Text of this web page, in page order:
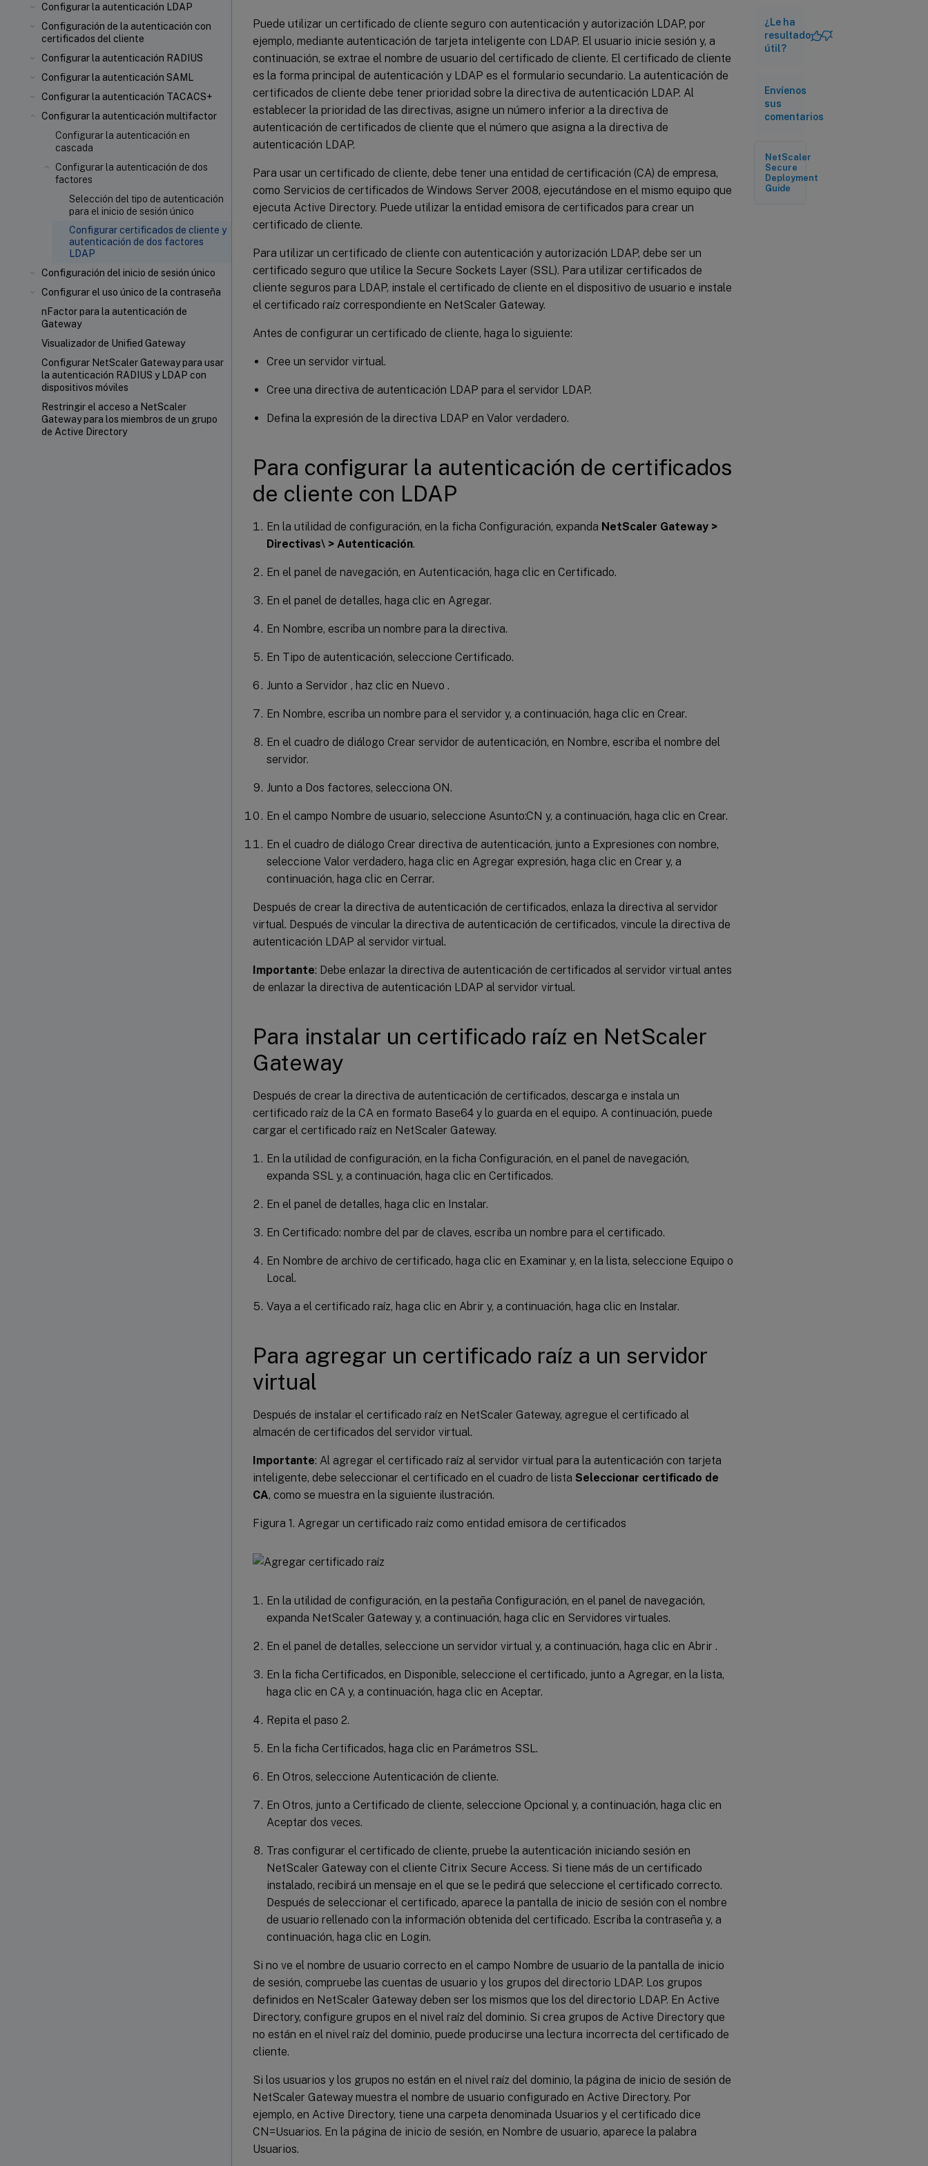
Configurar la autenticación LDAP
Configuración de la autenticación con
certificados del cliente
Configurar la autenticación RADIUS
Configurar la autenticación SAML
Configurar la autenticación TACACS+
Configurar la autenticación multifactor
Configurar la autenticación en
cascada
Configurar la autenticación de dos
factores
Selección del tipo de autenticación
para el inicio de sesión único
Configurar certificados de cliente y
autenticación de dos factores
LDAP
Configuración del inicio de sesión único
Configurar el uso único de la contraseña
nFactor para la autenticación de
Gateway
Visualizador de Unified Gateway
Configurar NetScaler Gateway para usar
la autenticación RADIUS y LDAP con
dispositivos móviles
Restringir el acceso a NetScaler
Gateway para los miembros de un grupo
de Active Directory
Puede utilizar un certificado de cliente seguro con autenticación y autorización LDAP, por
ejemplo, mediante autenticación de tarjeta inteligente con LDAP. El usuario inicie sesión y, a
continuación, se extrae el nombre de usuario del certificado de cliente. El certificado de cliente
es la forma principal de autenticación y LDAP es el formulario secundario. La autenticación de
certificados de cliente debe tener prioridad sobre la directiva de autenticación LDAP. Al
establecer la prioridad de las directivas, asigne un número inferior a la directiva de
autenticación de certificados de cliente que el número que asigna a la directiva de
autenticación LDAP.
Para usar un certificado de cliente, debe tener una entidad de certificación (CA) de empresa,
como Servicios de certificados de Windows Server 2008, ejecutándose en el mismo equipo que
ejecuta Active Directory. Puede utilizar la entidad emisora de certificados para crear un
certificado de cliente.
Para utilizar un certificado de cliente con autenticación y autorización LDAP, debe ser un
certificado seguro que utilice la Secure Sockets Layer (SSL). Para utilizar certificados de
cliente seguros para LDAP, instale el certificado de cliente en el dispositivo de usuario e instale
el certificado raíz correspondiente en NetScaler Gateway.
Antes de configurar un certificado de cliente, haga lo siguiente:
Cree un servidor virtual.
Cree una directiva de autenticación LDAP para el servidor LDAP.
Defina la expresión de la directiva LDAP en Valor verdadero.
Para configurar la autenticación de certificados
de cliente con LDAP
En la utilidad de configuración, en la ficha Configuración, expanda NetScaler Gateway >
Directivas\ > Autenticación.
En el panel de navegación, en Autenticación, haga clic en Certificado.
En el panel de detalles, haga clic en Agregar.
En Nombre, escriba un nombre para la directiva.
En Tipo de autenticación, seleccione Certificado.
Junto a Servidor , haz clic en Nuevo .
En Nombre, escriba un nombre para el servidor y, a continuación, haga clic en Crear.
En el cuadro de diálogo Crear servidor de autenticación, en Nombre, escriba el nombre del
servidor.
Junto a Dos factores, selecciona ON.
En el campo Nombre de usuario, seleccione Asunto:CN y, a continuación, haga clic en Crear.
En el cuadro de diálogo Crear directiva de autenticación, junto a Expresiones con nombre,
seleccione Valor verdadero, haga clic en Agregar expresión, haga clic en Crear y, a
continuación, haga clic en Cerrar.
Después de crear la directiva de autenticación de certificados, enlaza la directiva al servidor
virtual. Después de vincular la directiva de autenticación de certificados, vincule la directiva de
autenticación LDAP al servidor virtual.
Importante: Debe enlazar la directiva de autenticación de certificados al servidor virtual antes
de enlazar la directiva de autenticación LDAP al servidor virtual.
Para instalar un certificado raíz en NetScaler
Gateway
Después de crear la directiva de autenticación de certificados, descarga e instala un
certificado raíz de la CA en formato Base64 y lo guarda en el equipo. A continuación, puede
cargar el certificado raíz en NetScaler Gateway.
En la utilidad de configuración, en la ficha Configuración, en el panel de navegación,
expanda SSL y, a continuación, haga clic en Certificados.
En el panel de detalles, haga clic en Instalar.
En Certificado: nombre del par de claves, escriba un nombre para el certificado.
En Nombre de archivo de certificado, haga clic en Examinar y, en la lista, seleccione Equipo o
Local.
Vaya a el certificado raíz, haga clic en Abrir y, a continuación, haga clic en Instalar.
Para agregar un certificado raíz a un servidor
virtual
Después de instalar el certificado raíz en NetScaler Gateway, agregue el certificado al
almacén de certificados del servidor virtual.
Importante: Al agregar el certificado raíz al servidor virtual para la autenticación con tarjeta
inteligente, debe seleccionar el certificado en el cuadro de lista Seleccionar certificado de
CA, como se muestra en la siguiente ilustración.
Figura 1. Agregar un certificado raíz como entidad emisora de certificados
En la utilidad de configuración, en la pestaña Configuración, en el panel de navegación,
expanda NetScaler Gateway y, a continuación, haga clic en Servidores virtuales.
En el panel de detalles, seleccione un servidor virtual y, a continuación, haga clic en Abrir .
En la ficha Certificados, en Disponible, seleccione el certificado, junto a Agregar, en la lista,
haga clic en CA y, a continuación, haga clic en Aceptar.
Repita el paso 2.
En la ficha Certificados, haga clic en Parámetros SSL.
En Otros, seleccione Autenticación de cliente.
En Otros, junto a Certificado de cliente, seleccione Opcional y, a continuación, haga clic en
Aceptar dos veces.
Tras configurar el certificado de cliente, pruebe la autenticación iniciando sesión en
NetScaler Gateway con el cliente Citrix Secure Access. Si tiene más de un certificado
instalado, recibirá un mensaje en el que se le pedirá que seleccione el certificado correcto.
Después de seleccionar el certificado, aparece la pantalla de inicio de sesión con el nombre
de usuario rellenado con la información obtenida del certificado. Escriba la contraseña y, a
continuación, haga clic en Login.
Si no ve el nombre de usuario correcto en el campo Nombre de usuario de la pantalla de inicio
de sesión, compruebe las cuentas de usuario y los grupos del directorio LDAP. Los grupos
definidos en NetScaler Gateway deben ser los mismos que los del directorio LDAP. En Active
Directory, configure grupos en el nivel raíz del dominio. Si crea grupos de Active Directory que
no están en el nivel raíz del dominio, puede producirse una lectura incorrecta del certificado de
cliente.
Si los usuarios y los grupos no están en el nivel raíz del dominio, la página de inicio de sesión de
NetScaler Gateway muestra el nombre de usuario configurado en Active Directory. Por
ejemplo, en Active Directory, tiene una carpeta denominada Usuarios y el certificado dice
CN=Usuarios. En la página de inicio de sesión, en Nombre de usuario, aparece la palabra
Usuarios.
raíz en
NetScaler
Gateway
agregar un
certificado
raíz a un
¿Le ha
resultado
útil?
Envíenos
sus
comentarios
NetScaler
Secure
Deployment
Guide